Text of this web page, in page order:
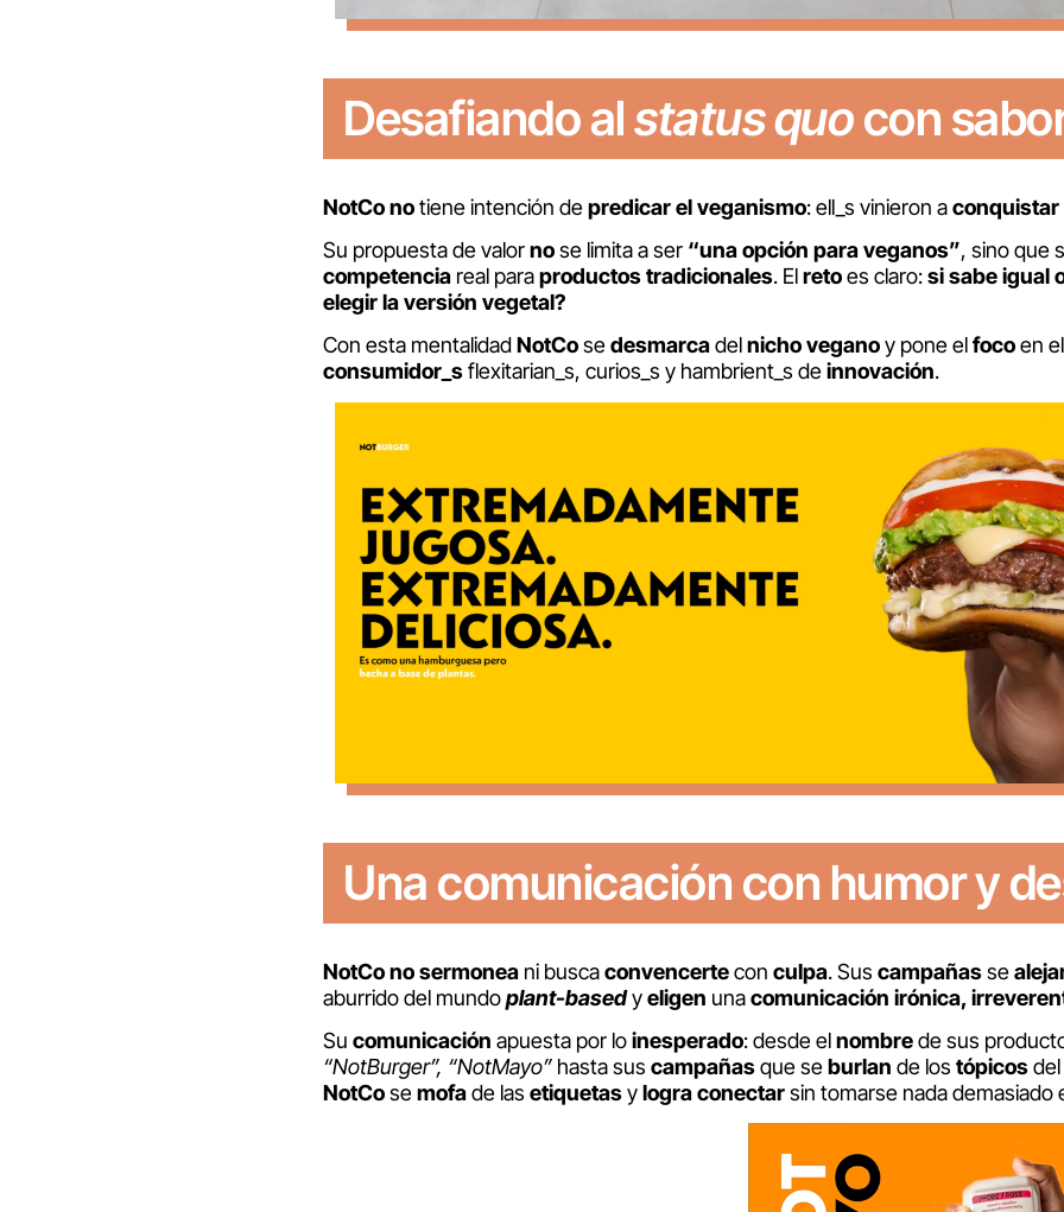
Desafiando alstatus quocon
NotConotiene intención depredicar el veganismo: ell_s vinieron aconquistar
Su propuesta de valornose limita a ser “una opción para veganos”, sino que
competencia real paraproductos tradicionales. Elretoes claro:si sabe igual
elegir la versión vegetal?
Con esta mentalidadNotCosedesmarcadelnicho veganoy pone elfocoen
consumidor_sflexitarian_s, curios_s y hambrient_s deinnovación.
Una comunicación con humor y
NotConosermonea ni buscaconvencertecon culpa. Sus campañasse
aburrido del mundoplant-basedyeligen unacomunicación irónica,
Su comunicación apuesta por loinesperado: desde elnombrede sus
“NotBurger”, “NotMayo” hasta sus campañasque seburlan de los tópicos
NotCosemofade las etiquetasylogra conectarsin tomarse nada demasiado